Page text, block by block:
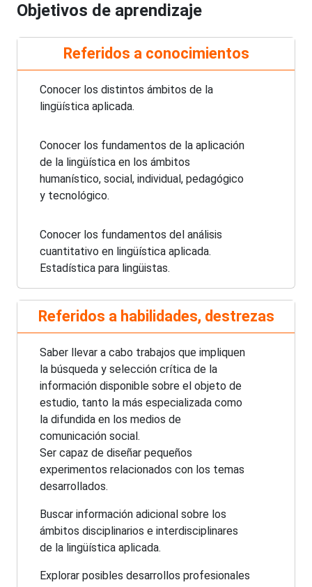
Objetivos de aprendizaje
Referidos a conocimientos
Conocer los distintos ámbitos de la
lingüística aplicada.
Conocer los fundamentos de la aplicación
de la lingüística en los ámbitos
humanístico, social, individual, pedagógico
y tecnológico.
Conocer los fundamentos del análisis
cuantitativo en lingüística aplicada.
Estadística para lingüistas.
Referidos a habilidades, destrezas
Saber llevar a cabo trabajos que impliquen
la búsqueda y selección crítica de la
información disponible sobre el objeto de
estudio, tanto la más especializada como
la difundida en los medios de
comunicación social.
Ser capaz de diseñar pequeños
experimentos relacionados con los temas
desarrollados.
Buscar información adicional sobre los
ámbitos disciplinarios e interdisciplinares
de la lingüística aplicada.
Explorar posibles desarrollos profesionales